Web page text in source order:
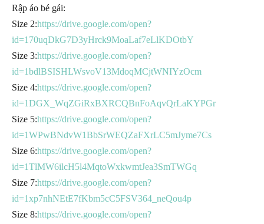
Rập áo bé gái:
Size 2:https://drive.google.com/open?
id=170uqDkG7D3yHrck9MoaLaf7eLlKDOtbY
Size 3:https://drive.google.com/open?
id=1bdlBSISHLWsvoV13MdoqMCjtWNIYzOcm
Size 4:https://drive.google.com/open?
id=1DGX_WqZGiRxBXRCQBnFoAqvQrLaKYPGr
Size 5:https://drive.google.com/open?
id=1WPwBNdvW1BbSrWEQZaFXrLC5mJyme7Cs
Size 6:https://drive.google.com/open?
id=1TlMW6ilcH5l4MqtoWxkwmtJea3SmTWGq
Size 7:https://drive.google.com/open?
id=1xp7nhNEtE7fKbm5cC5FSV364_neQou4p
Size 8:https://drive.google.com/open?